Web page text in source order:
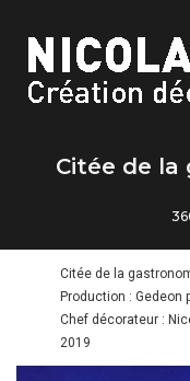
Citée de la
Citée de la
Production : Gedeon
Chef décorateur :
2019